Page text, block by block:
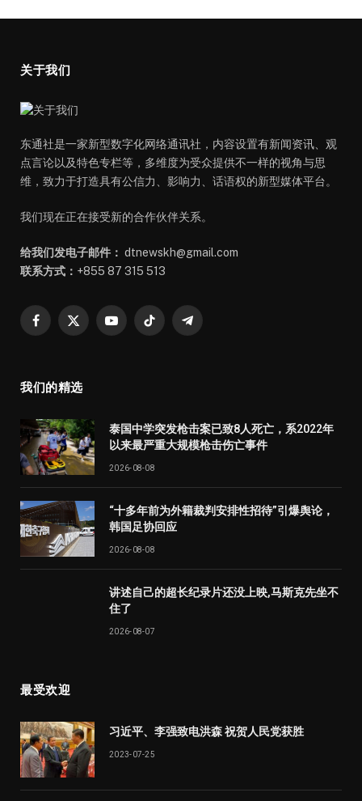
关于我们
东通社是一家新型数字化网络通讯社，内容设置有新闻资讯、观
点言论以及特色专栏等，多维度为受众提供不一样的视角与思
维，致力于打造具有公信力、影响力、话语权的新型媒体平台。
我们现在正在接受新的合作伙伴关系。
给我们发电子邮件： dtnewskh@gmail.com
联系方式： +855 87 315 513
Facebook
X
YouTubeTikTok Telegram
我们的精选
泰国中学突发枪击案已致8人死亡，系2022年
以来最严重大规模枪击伤亡事件
2026-08-08
“十多年前为外籍裁判安排性招待”引爆舆论，
韩国足协回应
2026-08-08
讲述自己的超长纪录片还没上映,马斯克先坐不
住了
2026-08-07
最受欢迎
习近平、李强致电洪森 祝贺人民党获胜
2023-07-25